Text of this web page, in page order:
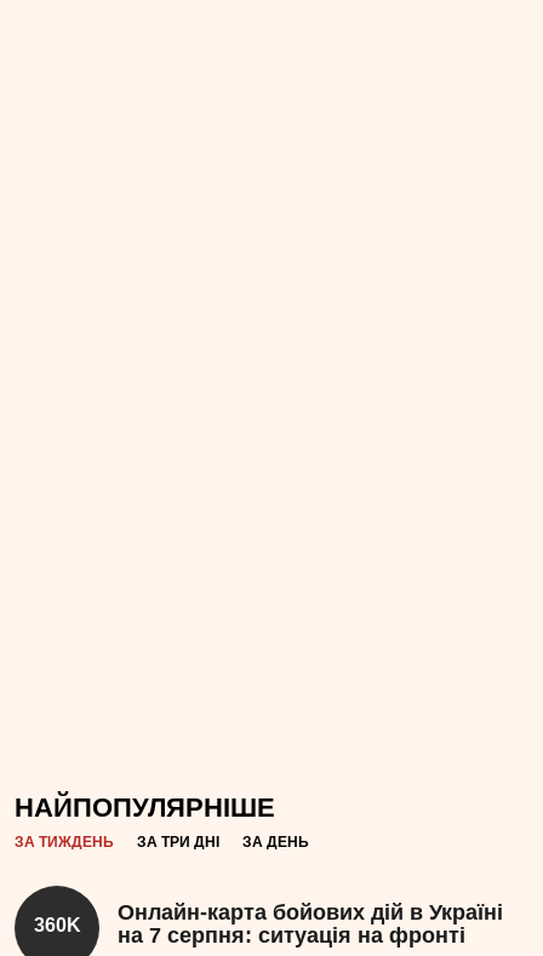
НАЙПОПУЛЯРНІШЕ
ЗА ТИЖДЕНЬ ЗА ТРИ ДНІ ЗА ДЕНЬ
360K
Онлайн-карта бойових дій в Україні
на 7 серпня: ситуація на фронті